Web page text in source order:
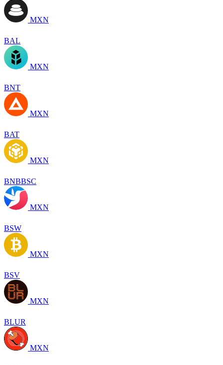
MXN
BAL
MXN
BNT
MXN
BAT
MXN
BNBBSC
MXN
BSW
MXN
BSV
MXN
BLUR
MXN